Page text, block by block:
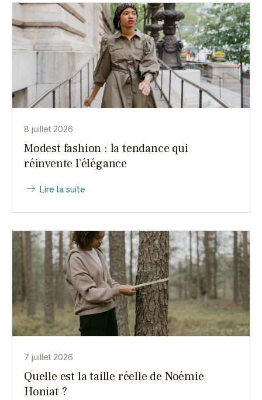
8 juillet 2026
Modest fashion : la tendance qui
réinvente l’élégance
Lire la suite
7 juillet 2026
Quelle est la taille réelle de Noémie
Honiat ?